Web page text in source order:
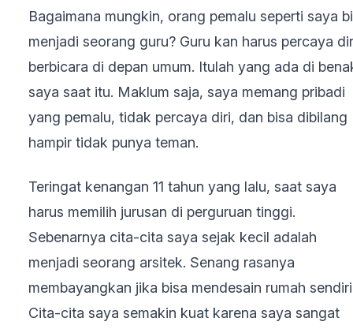
Bagaimana mungkin, orang pemalu seperti saya
menjadi seorang guru? Guru kan harus percaya
berbicara di depan umum. Itulah yang ada di
saya saat itu. Maklum saja, saya memang pribadi
yang pemalu, tidak percaya diri, dan bisa dibilang
hampir tidak punya teman.
Teringat kenangan 11 tahun yang lalu, saat saya
harus memilih jurusan di perguruan tinggi.
Sebenarnya cita-cita saya sejak kecil adalah
menjadi seorang arsitek. Senang rasanya
membayangkan jika bisa mendesain rumah
Cita-cita saya semakin kuat karena saya sangat